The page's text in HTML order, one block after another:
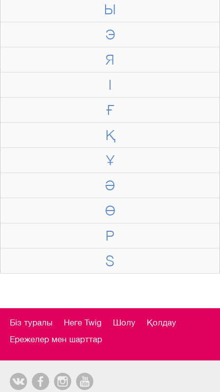
Ы
Э
Я
І
Ғ
Қ
Ұ
Ә
Ө
P
S
Біз туралы Неге Twig Шолу
Қолдау
Ережелер мен шарттар